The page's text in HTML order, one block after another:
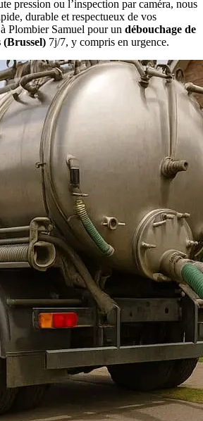
pression ou l’inspection par caméra, nous
durable et respectueux de vos
Plombier Samuel pour un débouchage de
(Brussel) 7j/7, y compris en urgence.